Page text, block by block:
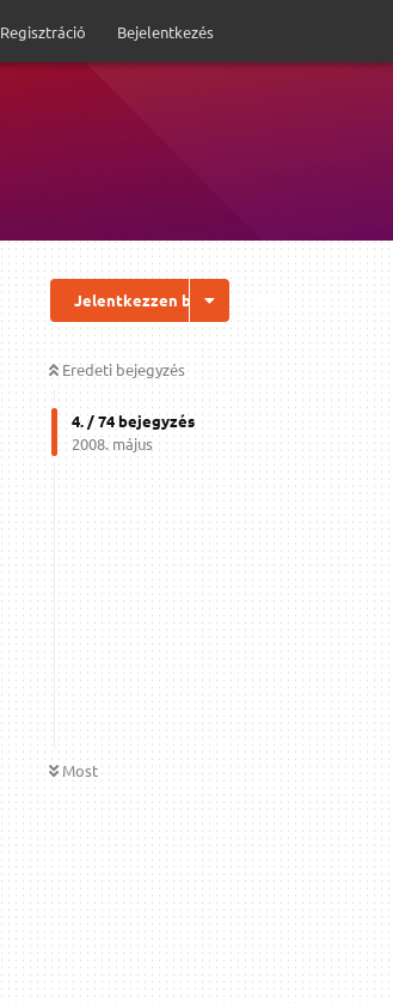
Regisztráció Bejelentkezés
Jelentkezzen be a válaszhoz
Eredeti bejegyzés
4. /74bejegyzés
2008. május
Most